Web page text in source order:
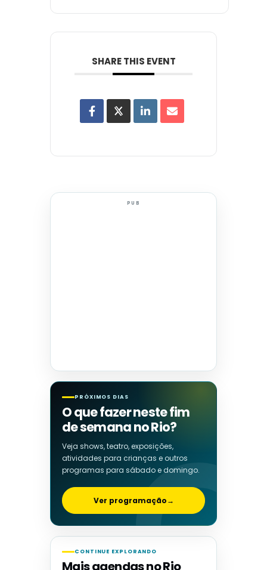
SHARE THIS EVENT
PUB
PRÓXIMOS DIAS
O que fazer neste fim
de semana no Rio?
Veja shows, teatro, exposições,
atividades para crianças e outros
programas para sábado e domingo.
Ver programação→
CONTINUE EXPLORANDO